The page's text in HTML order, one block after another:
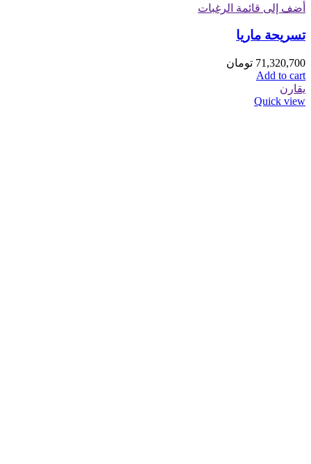
أضف إلى قائمة الرغبات
تسريحة ماریا
71,320,700 تومان
Add to cart
يقارن
Quick view